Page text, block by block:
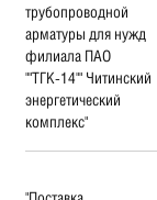
трубопроводной
арматуры для нужд
филиала ПАО
""ТГК-14"" Читинский
энергетический
комплекс"